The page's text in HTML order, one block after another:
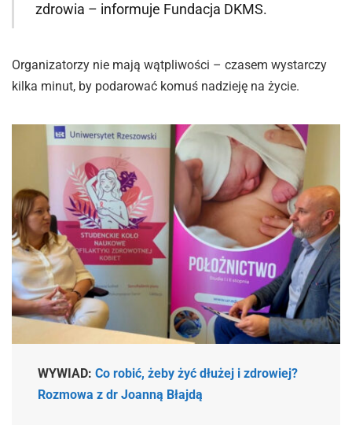
zdrowia – informuje Fundacja DKMS.
Organizatorzy nie mają wątpliwości – czasem wystarczy
kilka minut, by podarować komuś nadzieję na życie.
WYWIAD:Co robić, żeby żyć dłużej i zdrowiej?
Rozmowa z dr Joanną Błajdą